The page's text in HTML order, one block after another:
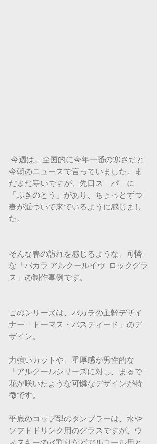
今朝のニュースで言っていました。ま
だまだ寒いですが、先日スーパーに
「ふきのとう」があり、ちょっとずつ
春が近づいて来ているように感じまし
た。
そんな春の訪れを感じるような、可憐
な「バカラ アルクールイヴ  ロックグラ
ス」の制作事例です。
このシリーズは、バカラの主幹デザイ
ナー「トーマス・バスティード」のデ
ザイン。
力強いカットや、重厚感が男性的な
「アルクールシリーズに対し、まるで
花が咲いたような可憐なデザインが特
徴です。
平底のコップ型のタンブラーは、水や
ソフトドリンク用のグラスですが、ウ
ィスキーの水割りなどアルコール用と